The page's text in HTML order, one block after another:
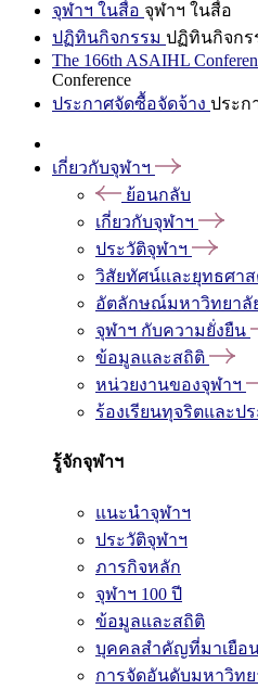
จุฬาฯ ในสื่อ จุฬาฯ ในสื่อ
ปฏิทินกิจกรรม ปฏิทินกิจกร
The 166th ASAIHL
Conference
ประกาศจัดซื้อจัดจ้าง ประก
เกี่ยวกับจุฬาฯ
ย้อนกลับ
เกี่ยวกับจุฬาฯ
ประวัติจุฬาฯ
วิสัยทัศน์และยุทธศาส
อัตลักษณ์มหาวิทยาลั
จุฬาฯ กับความยั่งยืน
ข้อมูลและสถิติ
หน่วยงานของจุฬาฯ
ร้องเรียนทุจริตและป
รู้จักจุฬาฯ
แนะนำจุฬาฯ
ประวัติจุฬาฯ
ภารกิจหลัก
จุฬาฯ 100 ปี
ข้อมูลและสถิติ
บุคคลสำคัญที่มาเยือ
การจัดอันดับมหาวิทย